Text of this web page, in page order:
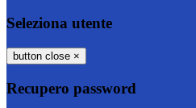
Seleziona utente
button close ×
Recupero password